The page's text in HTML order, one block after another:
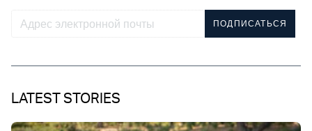
ПОДПИСАТЬСЯ
LATEST STORIES